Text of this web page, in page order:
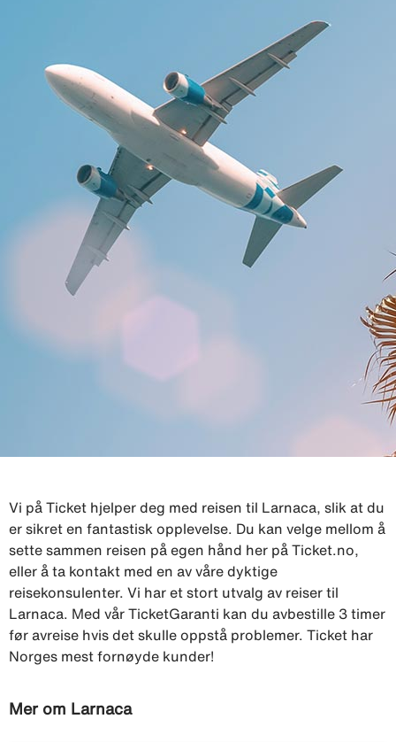
Vi på Ticket hjelper deg med reisen til Larnaca, slik at du
er sikret en fantastisk opplevelse. Du kan velge mellom å
sette sammen reisen på egen hånd her på Ticket.no,
eller å ta kontakt med en av våre dyktige
reisekonsulenter. Vi har et stort utvalg av reiser til
Larnaca. Med vår TicketGaranti kan du avbestille 3 timer
før avreise hvis det skulle oppstå problemer. Ticket har
Norges mest fornøyde kunder!
Mer om Larnaca